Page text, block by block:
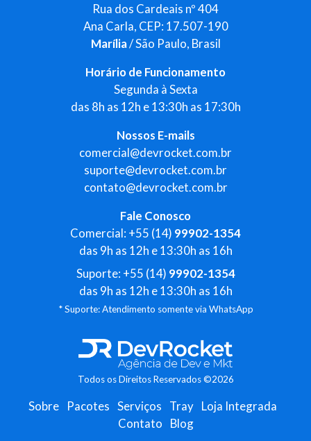
Rua dos Cardeais nº 404
Ana Carla, CEP: 17.507-190
Marília/ São Paulo, Brasil
Horário de Funcionamento
Segunda à Sexta
das 8h as 12h e 13:30h as 17:30h
Nossos E-mails
comercial@devrocket.com.br
suporte@devrocket.com.br
contato@devrocket.com.br
Fale Conosco
Comercial: +55 (14) 99902-1354
das 9h as 12h e 13:30h as 16h
Suporte: +55 (14) 99902-1354
das 9h as 12h e 13:30h as 16h
* Suporte: Atendimento somente via WhatsApp
Todos os Direitos Reservados ©2026
Sobre Pacotes Serviços Tray Loja Integrada
Contato
Blog